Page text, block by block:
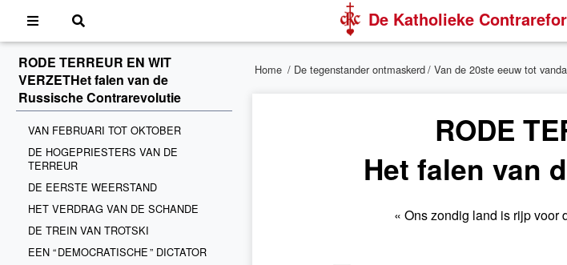
De Katholieke
RODE TERREUR EN WIT
VERZETHet falen van de
Russische Contrarevolutie
VAN FEBRUARI TOT OKTOBER
DE HOGEPRIESTERS VAN DE
TERREUR
DE EERSTE WEERSTAND
HET VERDRAG VAN DE SCHANDE
DE TREIN VAN TROTSKI
EEN “ DEMOCRATISCHE ” DICTATOR
Home / De tegenstander ontmaskerd/ Van de 20ste eeuw tot
RODE
Het falen van
« Ons zondig land is rijp voor